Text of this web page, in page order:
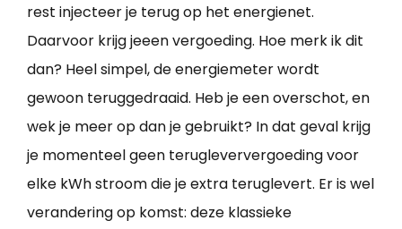
rest injecteer je terug op het energienet.
Daarvoor krijg jeeen vergoeding. Hoe merk ik dit
dan? Heel simpel, de energiemeter wordt
gewoon teruggedraaid. Heb je een overschot, en
wek je meer op dan je gebruikt? In dat geval krijg
je momenteel geen terugleververgoeding voor
elke kWh stroom die je extra teruglevert. Er is wel
verandering op komst: deze klassieke